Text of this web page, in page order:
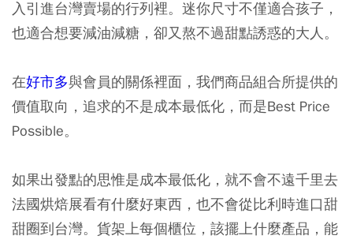
入引進台灣賣場的行列裡。迷你尺寸不僅適合孩子，
也適合想要減油減糖，卻又熬不過甜點誘惑的大人。
在好市多與會員的關係裡面，我們商品組合所提供的
價值取向，追求的不是成本最低化，而是Best Price
Possible。
如果出發點的思惟是成本最低化，就不會不遠千里去
法國烘焙展看有什麼好東西，也不會從比利時進口甜
甜圈到台灣。貨架上每個櫃位，該擺上什麼產品，能